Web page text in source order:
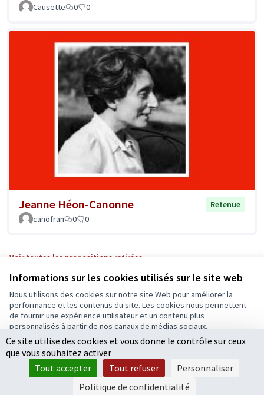
Informations sur les cookies utilisés sur le site web
Nous utilisons des cookies sur notre site Web pour améliorer la
performance et les contenus du site. Les cookies nous permettent
de fournir une expérience utilisateur et un contenu plus
personnalisés à partir de nos canaux de médias sociaux.
Tout accepter
Accepter seulement les cookies essentiels
Paramètres
Causette
0 0
Jeanne Héon-Canonne
Retenue
canofran
0 0
Voir toutes les propositions retirées
Conditions d'utilisation
Paramètres des cookies
Ecrivons Angers sur X
(Lien externe)
Ecrivons Angers sur Facebook
(Lien externe)
logiciel libre Decidim
(Lien externe)
.
Licence
(Lien
Ce site utilise des cookies et vous donne le contrôle sur ceux
que vous souhaitez activer
Tout accepter
Tout refuser
Personnaliser
Politique de confidentialité